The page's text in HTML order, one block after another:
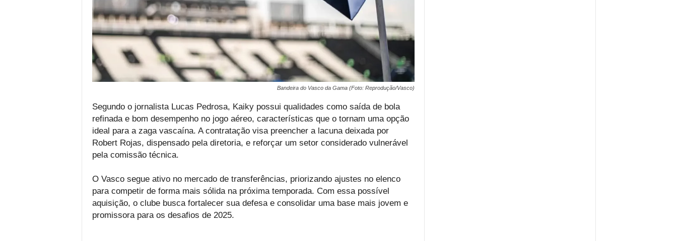
Bandeira do Vasco da Gama (Foto: Reprodução/Vasco)
Segundo o jornalista Lucas Pedrosa, Kaiky possui qualidades como saída de bola
refinada e bom desempenho no jogo aéreo, características que o tornam uma opção
ideal para a zaga vascaína. A contratação visa preencher a lacuna deixada por
Robert Rojas, dispensado pela diretoria, e reforçar um setor considerado vulnerável
pela comissão técnica.
O Vasco segue ativo no mercado de transferências, priorizando ajustes no elenco
para competir de forma mais sólida na próxima temporada. Com essa possível
aquisição, o clube busca fortalecer sua defesa e consolidar uma base mais jovem e
promissora para os desafios de 2025.